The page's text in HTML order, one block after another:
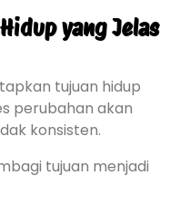
yang Jelas
tujuan hidup
perubahan akan
konsisten.
tujuan menjadi